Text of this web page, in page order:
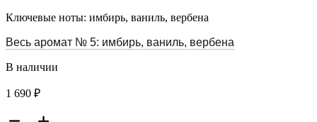
Ключевые ноты: имбирь, ваниль, вербена
Весь аромат № 5: имбирь, ваниль, вербена
В наличии
1 690 ₽